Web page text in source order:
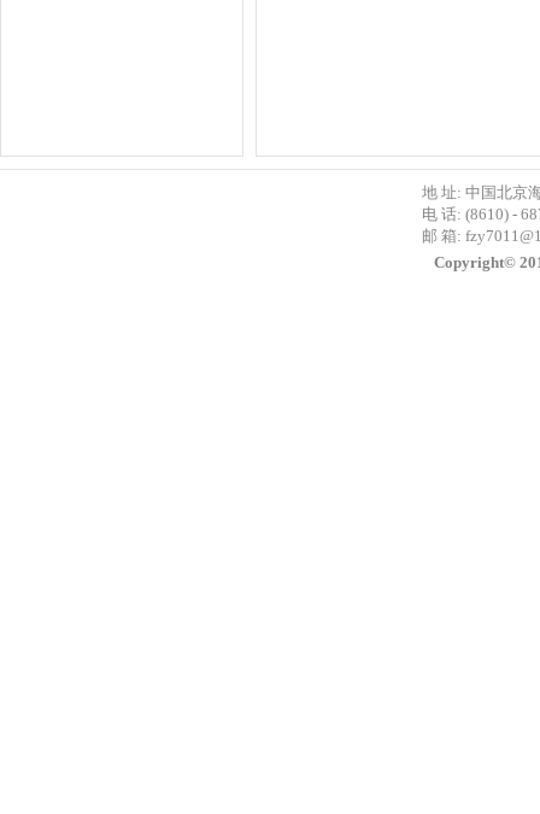
地 址: 中国北京
电 话: (8610) -
邮 箱:
Copyright©